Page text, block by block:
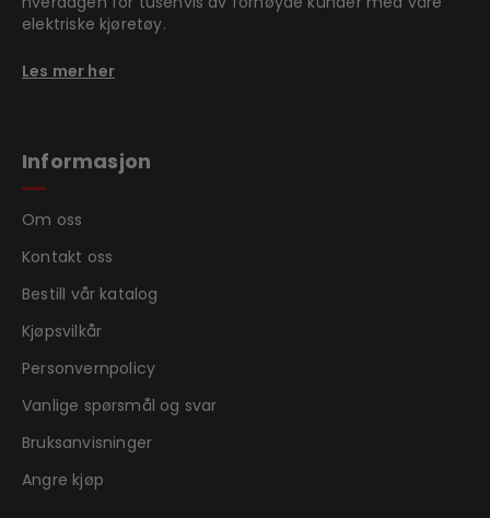
elektriske kjøretøy.
Les mer her
Informasjon
Om oss
Kontakt oss
Bestill vår katalog
Kjøpsvilkår
Personvernpolicy
Vanlige spørsmål og svar
Bruksanvisninger
Angre kjøp